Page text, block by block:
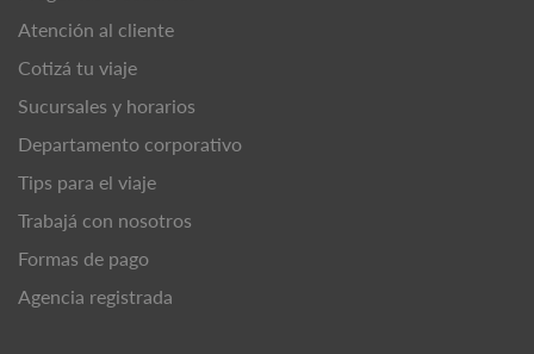
Atención al cliente
Cotizá tu viaje
Sucursales y horarios
Departamento corporativo
Tips para el viaje
Trabajá con nosotros
Formas de pago
Agencia registrada